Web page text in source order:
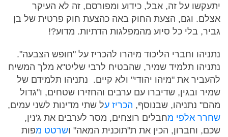
יתעקשו על זה, אבל, כידוע ומפורסם, זה לא העיקר
אצלם. וגם, הצעת החוק באה כהצעת חוק פרטית של בן
גביר, בלי כל סיוע מהמפלגות הדתיות. מדוע?!
נתניהו וחברי הליכוד מיהרו להכריז על "חופש הצבעה".
נתניהו תלמיד שמיר, שהבטיח לרבי שליט"א מלך המשיח
להעביר את "מיהו יהודי" ולא קיים. נתניהו תלמידם של
שמיר ובגין, שדיברו עם ערבים והחזירו שטחים, ו"גדול
מהם" נתניהו, שבנוסף, הכריז על שתי מדינות לשני עמים,
שחרר אלפי מחבלים רוצחים, מסר לערבים את ג'נין,
שכם, וחברון, הכין את ת"תוכנית המאה" ושרטט מפות